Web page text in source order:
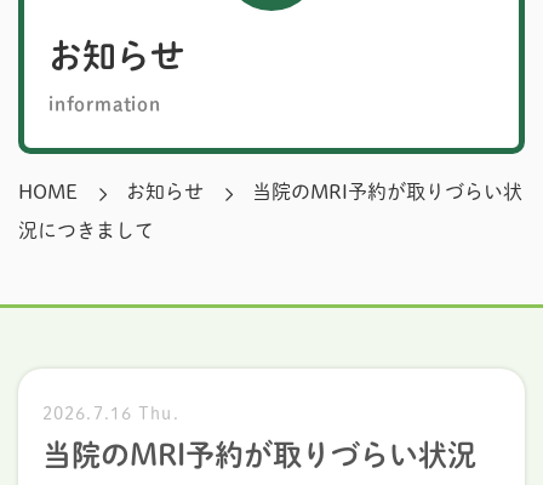
お知らせ
information
HOME お知らせ
当院のMRI予約が取りづらい状
況につきまして
2026.7.16 Thu.
当院のMRI予約が取りづらい状況